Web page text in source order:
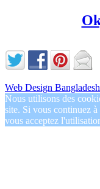
Web Design Bangladesh
Nous utilisons des
site. Si vous continuez
vous acceptez